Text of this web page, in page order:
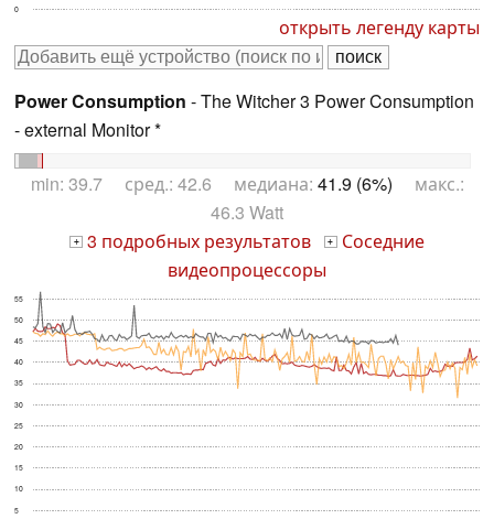
0
открыть легенду карты
Power Consumption - The Witcher 3 Power Consumption
- external Monitor *
min: 39.7 сред.: 42.6 медиана: 41.9 (6%) макс.:
46.3 Watt
+ 3 подробных результатов + Соседние
видеопроцессоры
5
10
15
20
25
30
35
40
45
50
55